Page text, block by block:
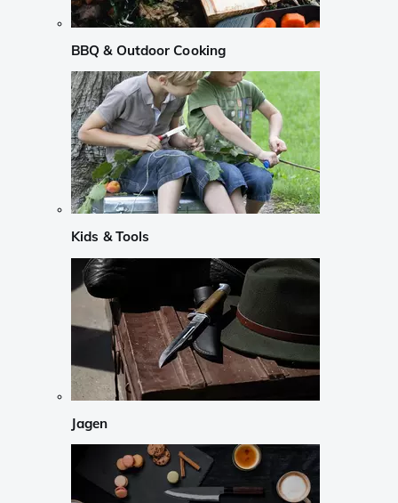
BBQ & Outdoor Cooking
Kids & Tools
Jagen